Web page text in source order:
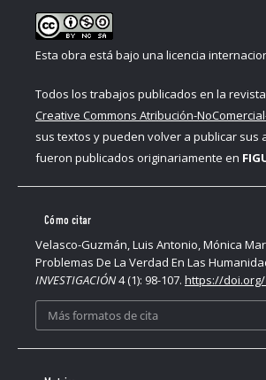
Esta obra está bajo una licencia
Todos los trabajos publicados en la revista
Creative Commons Atribución-
sus textos y pueden volver a publicar
fueron publicados originariamente en
Cómo citar
Velasco-Guzmán, Luis Antonio, Mónica
Problemas De La Verdad En Las
INVESTIGACIÓN4 (1): 98-107. https://doi.org/
Más formatos de cita